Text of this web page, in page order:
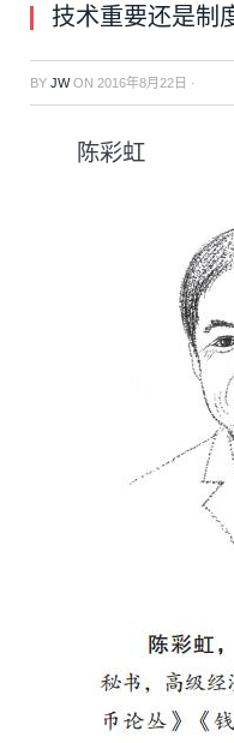
技术重要还是制
BY JWON 2016年8月22日 ·
陈彩虹